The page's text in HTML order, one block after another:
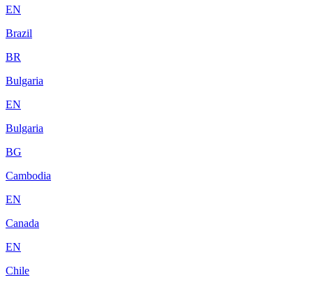
EN
Brazil
BR
Bulgaria
EN
Bulgaria
BG
Cambodia
EN
Canada
EN
Chile